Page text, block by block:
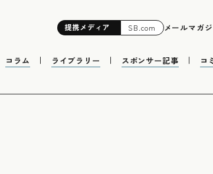
提携メディア SB.com メールマガ
コラム ライブラリー スポンサー記事 コ